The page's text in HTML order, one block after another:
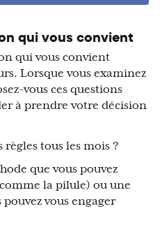
qui vous convient
qui vous convient
Lorsque vous examinez
vous ces questions
à prendre votre décision
règles tous les mois ?
que vous pouvez
la pilule) ou une
vous engager